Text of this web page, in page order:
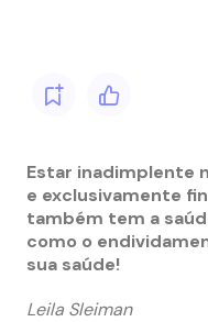
Estar inadimplente
e exclusivamente
também tem a
como o
sua saúde!
Leila Sleiman